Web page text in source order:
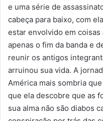
e uma série de
cabeça para baixo, com
estar envolvido em
apenas o fim da banda e
reunir os antigos
arruinou sua vida. A
América mais sombria
que ela descobre que as
sua alma não são diabos